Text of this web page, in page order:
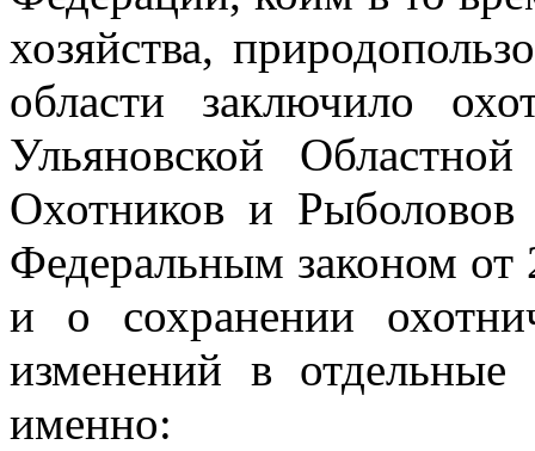
хозяйства,
области заключило
Ульяновской
Охотников и
Федеральным законом
и о сохранении
изменений в отдельные
именно: